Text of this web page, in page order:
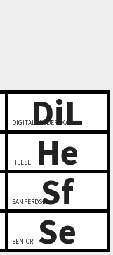
DiL
DIGITALT LEDERSKAP
He
HELSE
Sf
SAMFERDSEL
Se
SENIOR